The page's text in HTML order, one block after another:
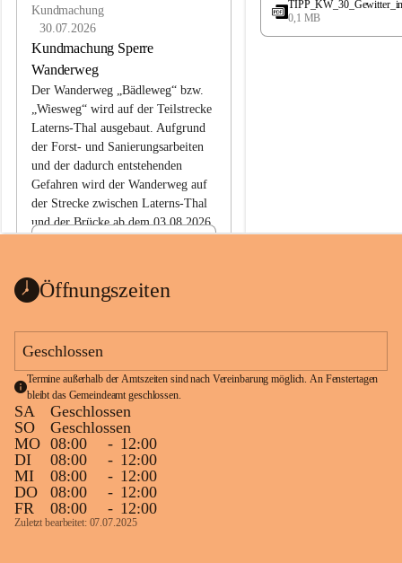
Kundmachung
30.07.2026
Kundmachung Sperre
Wanderweg
Der Wanderweg „Bädleweg“ bzw.
„Wiesweg“ wird auf der Teilstrecke
Laterns-Thal ausgebaut. Aufgrund
der Forst- und Sanierungsarbeiten
und der dadurch entstehenden
Gefahren wird der Wanderweg auf
der Strecke zwischen Laterns-Thal
und der Brücke ab dem 03.08.2026
ht
1 Seite•0,1 MB
e
0,1 MB
Öffnungszeiten
Geschlossen
Termine außerhalb der Amtszeiten sind nach Vereinbarung möglich. An Fenstertagen
bleibt das Gemeindeamt geschlossen.
SA
Geschlossen
SO
Geschlossen
MO 08:00 - 12:00
DI
08:00 - 12:00
MI
08:00 - 12:00
DO
08:00 - 12:00
FR
08:00 - 12:00
Zuletzt bearbeitet: 07.07.2025